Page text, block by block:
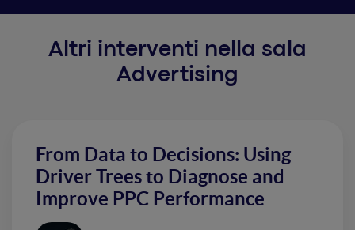
Altri interventi nella sala
Advertising
From Data to Decisions: Using
Driver Trees to Diagnose and
Improve PPC Performance